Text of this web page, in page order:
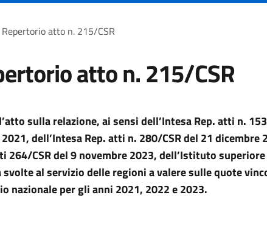
Repertorio atto n. 215/CSR
atto n. 215/CSR
sulla relazione, ai sensi dell’Intesa Rep. atti n.
dell’Intesa Rep. atti n. 280/CSR del 21 dicembre
264/CSR del 9 novembre 2023, dell’Istituto
al servizio delle regioni a valere sulle quote
nazionale per gli anni 2021, 2022 e 2023.